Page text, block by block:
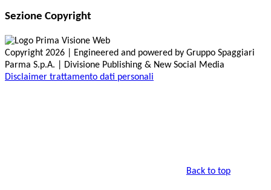
Sezione Copyright
Copyright 2026 | Engineered and powered by Gruppo Spaggiari
Parma S.p.A. | Divisione Publishing & New Social Media
Disclaimer trattamento dati personali
Back to top